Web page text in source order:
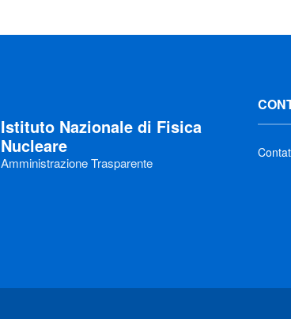
Istituto Nazionale di Fisica
Nucleare
Amministrazione Trasparente